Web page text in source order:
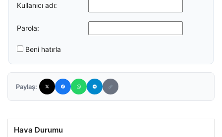
Kullanıcı adı:
Parola:
Beni hatırla
Paylaş:
Hava Durumu